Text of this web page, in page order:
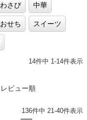
わさび 中華
おせち スイーツ
14件中 1-14件表示
レビュー順
136件中 21-40件表示